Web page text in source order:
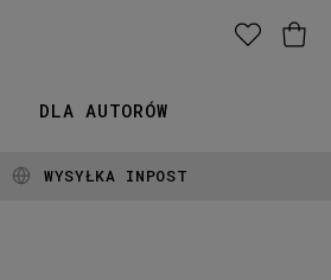
DLA AUTORÓW
WYSYŁKA INPOST